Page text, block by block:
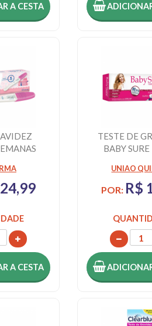
A CESTA
A CESTA
TESTE DE
BABY
UNIAO
POR: R$